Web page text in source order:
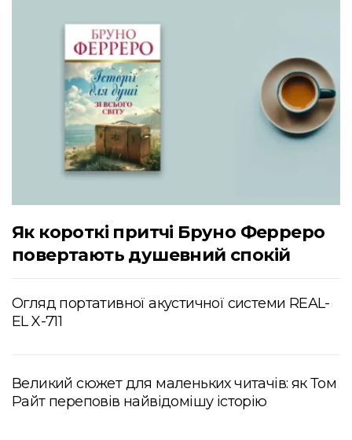
Як короткі притчі Бруно Ферреро
повертають душевний спокій
Огляд портативної акустичної системи REAL-
EL X-711
Великий сюжет для маленьких читачів: як Том
Райт переповів найвідомішу історію